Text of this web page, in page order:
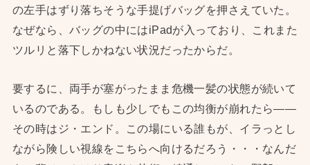
の左手はずり落ちそうな手提げバッグを押さえていた。
なぜなら、バッグの中にはiPadが入っており、これまた
ツルリと落下しかねない状況だったからだ。
要するに、両手が塞がったまま危機一髪の状態が続いて
いるのである。もしも少しでもこの均衡が崩れたら——
その時はジ・エンド。この場にいる誰もが、イラっとし
ながら険しい視線をこちらへ向けるだろう・・・なんだ